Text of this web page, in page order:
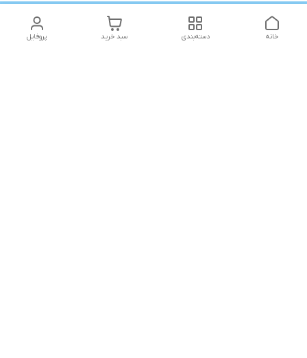
پروفایل سبد خرید دسته‌بندی خانه